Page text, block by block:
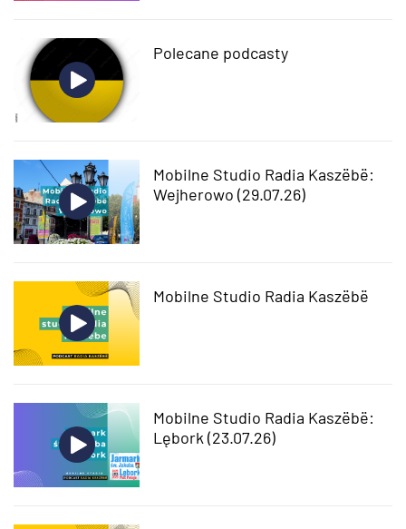
Polecane podcasty
Mobilne Studio Radia Kaszëbë:
Wejherowo (29.07.26)
Mobilne Studio Radia Kaszëbë
Mobilne Studio Radia Kaszëbë:
Lębork (23.07.26)